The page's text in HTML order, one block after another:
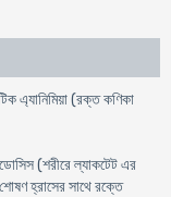
এ্যানিমিয়া (রক্ত কণিকা
(শরীরে ল্যাকটেট এর
হ্রাসের সাথে রক্তে